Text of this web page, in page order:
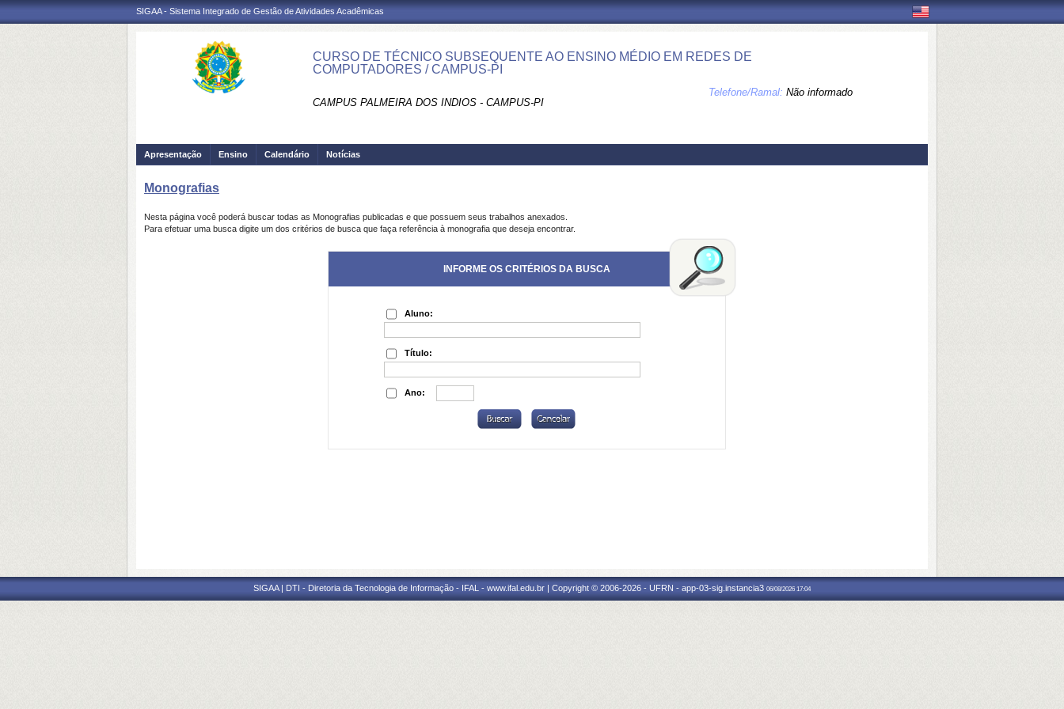
SIGAA - Sistema Integrado de Gestão de Atividades Acadêmicas
CURSO DE TÉCNICO SUBSEQUENTE AO ENSINO MÉDIO EM REDES DE
COMPUTADORES / CAMPUS-PI
CAMPUS PALMEIRA DOS INDIOS - CAMPUS-PI
Telefone/Ramal: Não informado
Apresentação Ensino Calendário Notícias
Monografias
Nesta página você poderá buscar todas as Monografias publicadas e que possuem seus trabalhos anexados.
Para efetuar uma busca digite um dos critérios de busca que faça referência à monografia que deseja encontrar.
INFORME OS CRITÉRIOS DA BUSCA
Aluno:
Título:
Ano:
SIGAA | DTI - Diretoria da Tecnologia de Informação - IFAL - www.ifal.edu.br | Copyright © 2006-2026 - UFRN - app-03-sig.instancia3 06/08/2026 17:04